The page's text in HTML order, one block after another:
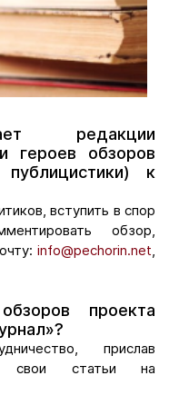
редакции
героев обзоров
к
вступить в спор
обзор,
info@pechorin.net
проекта
прислав
статьи на